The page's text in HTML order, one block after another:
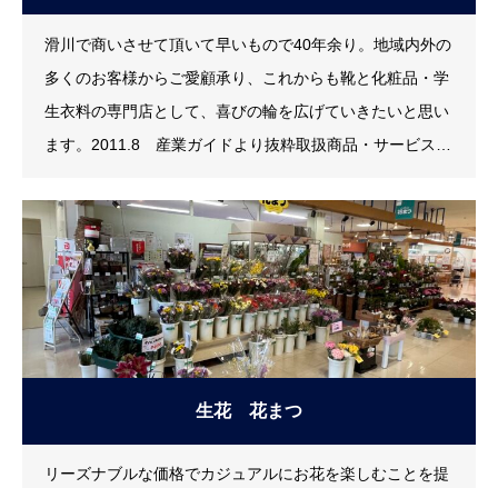
滑川で商いさせて頂いて早いもので40年余り。地域内外の
多くのお客様からご愛顧承り、これからも靴と化粧品・学
生衣料の専門店として、喜びの輪を広げていきたいと思い
ます。2011.8 産業ガイドより抜粋取扱商品・サービス化
シラ資生堂化粧品をメインにコンピューター器機による肌
診断を行っています。専用アドバイザーがお客様お一人お
ひとりのお肌の状態やご要望に合わせて、お手入れやメー
クアップ方法などをご説明、ご提案しながら
生花 花まつ
リーズナブルな価格でカジュアルにお花を楽しむことを提